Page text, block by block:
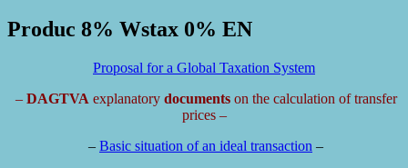
Produc 8% Wstax 0% EN
Proposal for a Global Taxation System
– DAGTVA explanatory documentson the calculation of transfer
prices –
– Basic situation of an ideal transaction –